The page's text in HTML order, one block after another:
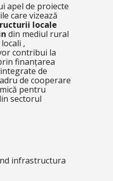
apel de proiecte
care vizează
locale
din mediul rural
,
contribui la
finanțarea
de
de cooperare
pentru
sectorul
infrastructura